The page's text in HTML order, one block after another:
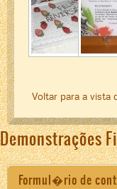
Voltar para a vista
Demonstrações
Formul�rio de